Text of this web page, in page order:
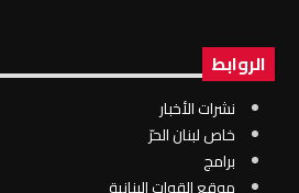
الروابط
نشرات الأخبار
خاص لبنان الحرّ
برامج
موقع القوات البنانية